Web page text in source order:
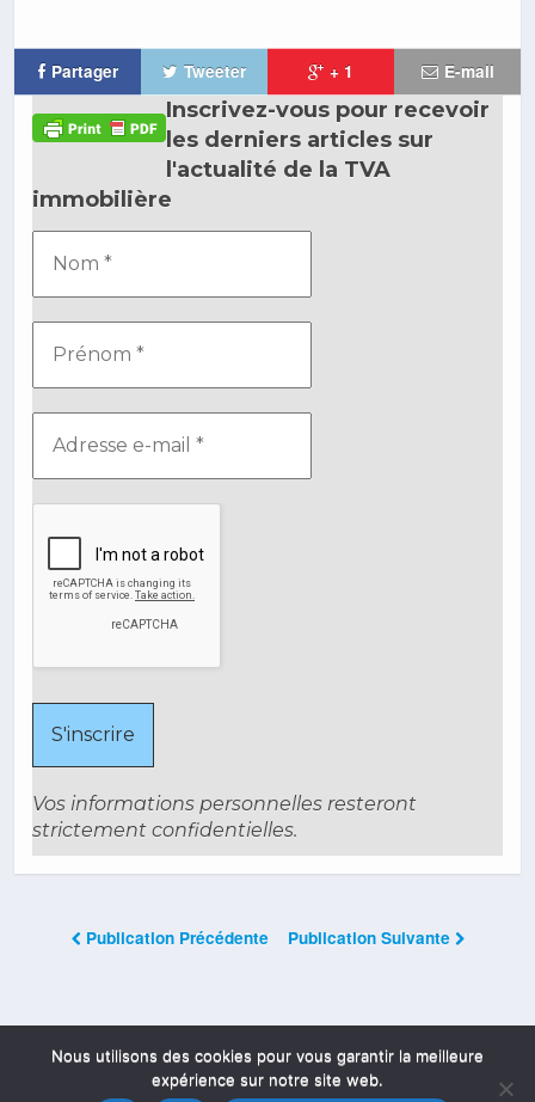
Partager Tweeter + 1 E-mail
Inscrivez-vous pour recevoir
les derniers articles sur
l'actualité de la TVA
immobilière
Vos informations personnelles resteront
strictement confidentielles.
Publication Précédente Publication Suivante
Les Commentaires Sont Fermés
Nous utilisons des cookies pour vous garantir la meilleure
expérience sur notre site web.